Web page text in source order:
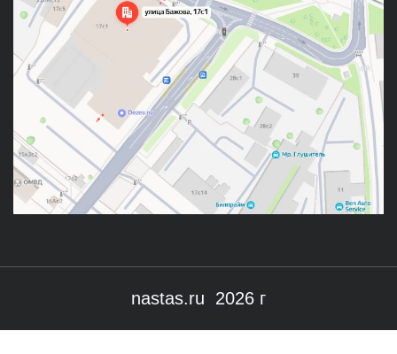
nastas.ru 2026 г